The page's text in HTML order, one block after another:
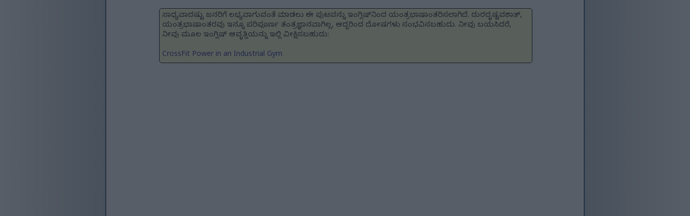
ಸಾಧ್ಯವಾದಷ್ಟು ಜನರಿಗೆ ಲಭ್ಯವಾಗುವಂತೆ ಮಾಡಲು ಈ ಪುಟವನ್ನು ಇಂಗ್ಲಿಷ್‌ನಿಂದ ಯಂತ್ರಭಾಷಾಂತರಿಸಲಾಗಿದೆ. ದುರದೃಷ್ಟವಶಾತ್,
ಯಂತ್ರಭಾಷಾಂತರವು ಇನ್ನೂ ಪರಿಪೂರ್ಣ ತಂತ್ರಜ್ಞಾನವಾಗಿಲ್ಲ, ಆದ್ದರಿಂದ ದೋಷಗಳು ಸಂಭವಿಸಬಹುದು. ನೀವು ಬಯಸಿದರೆ,
ನೀವು ಮೂಲ ಇಂಗ್ಲಿಷ್ ಆವೃತ್ತಿಯನ್ನು ಇಲ್ಲಿ ವೀಕ್ಷಿಸಬಹುದು:
CrossFit Power in an Industrial Gym